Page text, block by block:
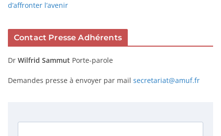
d’affronter l’avenir
Contact Presse Adhérents
Dr Wilfrid Sammut Porte-parole
Demandes presse à envoyer par mail secretariat@amuf.fr